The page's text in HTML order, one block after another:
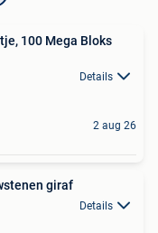
100 Mega Bloks
Details
2 aug 26
giraf
Details